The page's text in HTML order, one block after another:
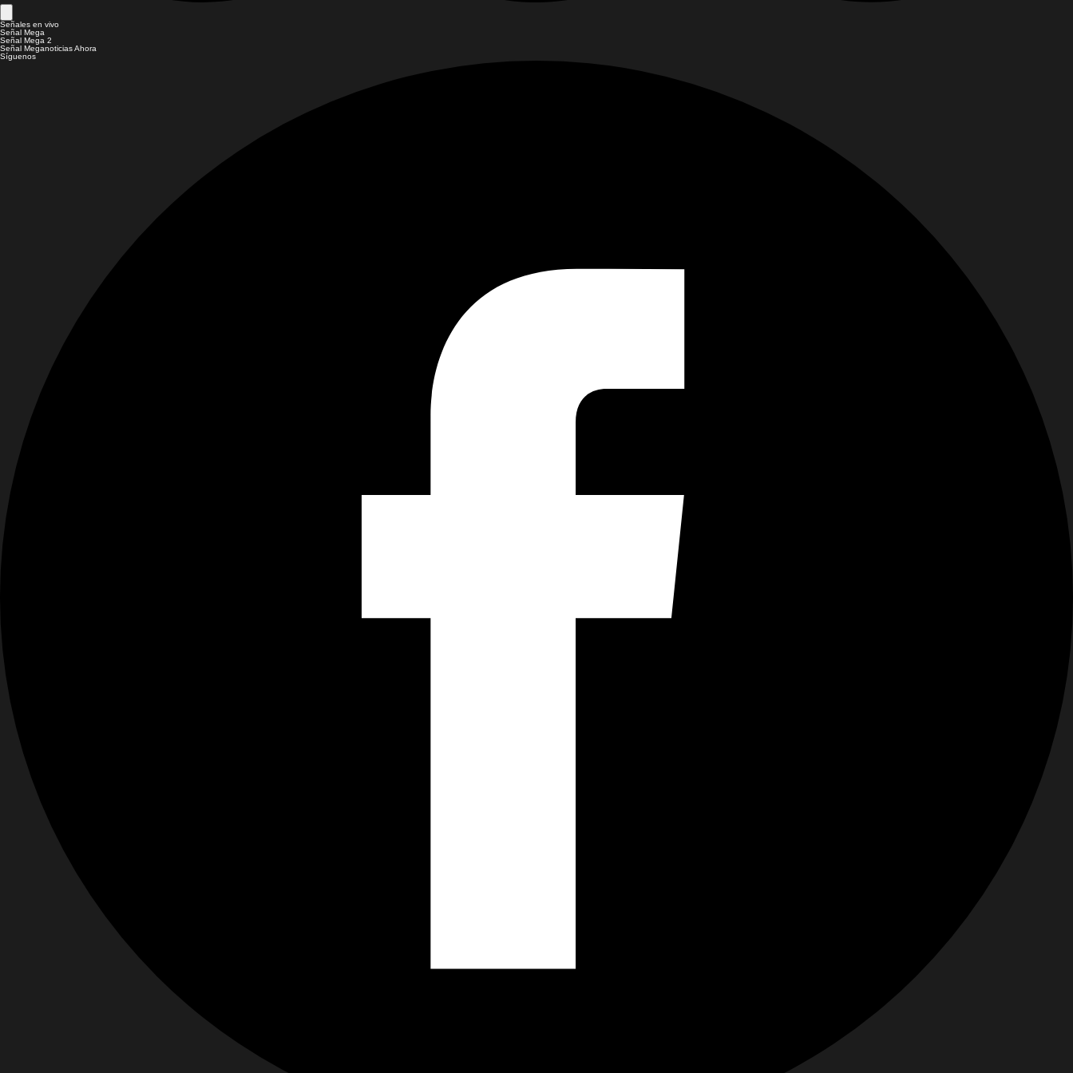
Señales en vivo
Señal Mega
Señal Mega 2
Señal Meganoticias Ahora
Síguenos